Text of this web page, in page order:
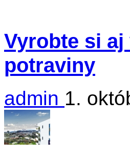
Vyrobte si
potraviny
admin 1.